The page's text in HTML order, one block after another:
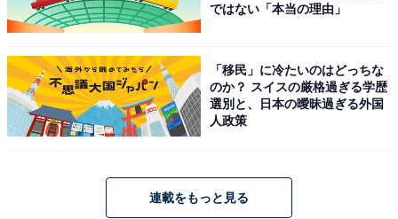
ではない「本当の理由」
「移民」に冷たいのはどっちな
のか？ スイスの厳格過ぎる学歴
選別と、日本の曖昧過ぎる外国
人政策
連載をもっと見る